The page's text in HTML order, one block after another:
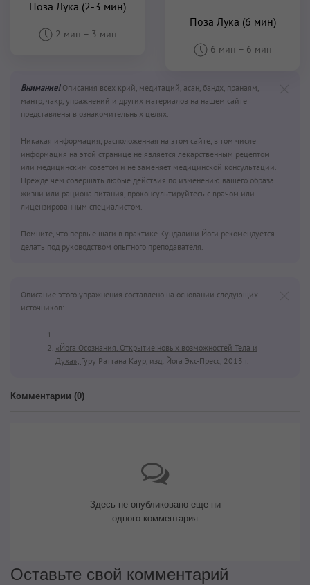
Поза Лука (2-3 мин)
2 мин – 3 мин
Поза Лука (6 мин)
6 мин – 6 мин
Внимание!Описания всех крий, медитаций, асан, бандх, пранаям,
мантр, чакр, упражнений и других материалов на нашем сайте
представлены в ознакомительных целях.
Никакая информация, расположенная на этом сайте, в том числе
информация на этой странице не является лекарственным рецептом
или медицинским советом и не заменяет медицинской консультации.
Прежде чем совершать любые действия по изменению вашего образа
жизни или рациона питания, проконсультируйтесь с врачом или
лицензированным специалистом.
Помните, что первые шаги в практике Кундалини Йоги рекомендуется
делать под руководством опытного преподавателя.
Описание этого упражнения составлено на основании следующих
источников:
«Йога Осознания. Открытие новых возможностей Тела и
Духа», Гуру Раттана Каур, изд: Йога Экс-Пресс, 2013 г.
Комментарии (0)
Здесь не опубликовано еще ни
одного комментария
Оставьте свой комментарий